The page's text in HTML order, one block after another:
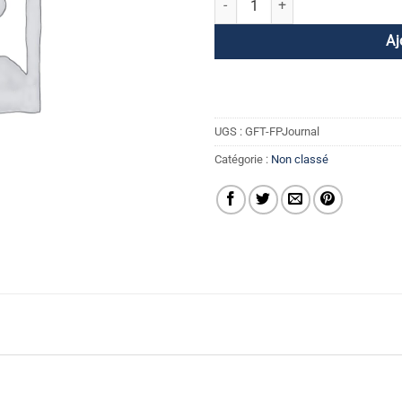
UGS : GFT-FPJournal
Catégorie : Non classé